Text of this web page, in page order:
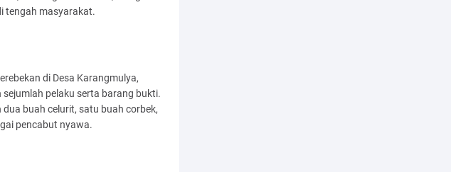
tengah masyarakat.
di Desa Karangmulya,
pelaku serta barang bukti.
buah celurit, satu buah corbek,
pencabut nyawa.